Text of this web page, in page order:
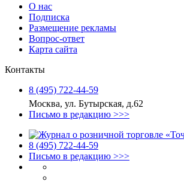
О нас
Подписка
Размещение рекламы
Вопрос-ответ
Карта сайта
Контакты
8 (495) 722‑44‑59
Москва, ул. Бутырская, д.62
Письмо в редакцию >>>
8 (495) 722‑44‑59
Письмо в редакцию >>>